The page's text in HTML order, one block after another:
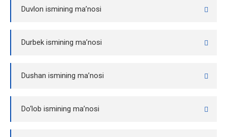
Duvlon ismining ma’nosi
Durbek ismining ma’nosi
Dushan ismining ma’nosi
Do‘lob ismining ma’nosi